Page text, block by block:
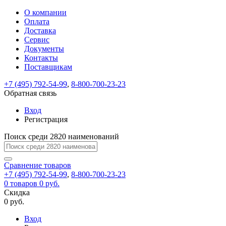
ВходРегистрация
Только
test@example.com
отправлена
по
ней
для
регистрации.
Ок
Только
Запомнить
меня
Забыли
Восстановление
пароля
Заполните
форму.
Мы
отправим
ссылку
на
указанный
электронный
адрес,
перейдя
по
которой
вы
новый
На
вашу
test@test.ru
отправлена
ссылка.
Перейдите
по
для
смены
пароля.
Введите
новый
пароль
Сменить
Пароль
успешно
Войти
Обратная
связь
Сообщение
пользовательского
соглашения
Ваше
сообщение
успешно
О компании
Оплата
Доставка
Сервис
Документы
Контакты
Поставщикам
+7 (495) 792-54-99, 8-800-700-23-23
Обратная связь
Вход
Регистрация
Поиск среди 2820 наименований
Сравнение товаров
+7 (495) 792-54-99, 8-800-700-23-23
0 товаров 0 руб.
Скидка
0 руб.
Вход